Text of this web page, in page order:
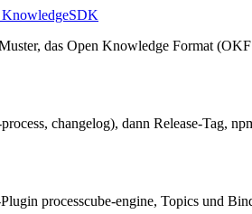
das Open Knowledge Format
changelog), dann Release-
processcube-engine, Topics und